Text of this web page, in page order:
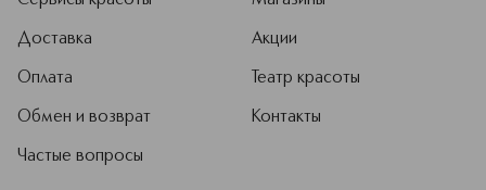
Доставка
Оплата
Обмен и возврат
Частые вопросы
Акции
Театр красоты
Контакты